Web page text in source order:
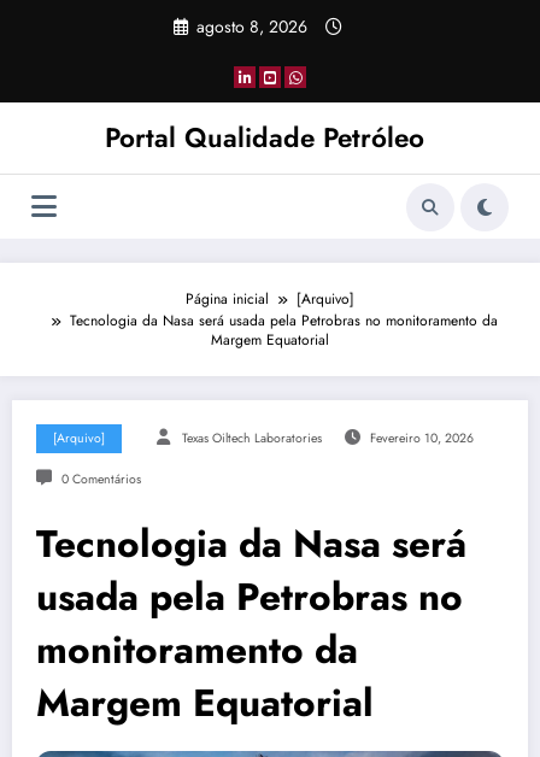
agosto 8, 2026
Portal Qualidade Petróleo
Página inicial
[Arquivo]
Tecnologia da Nasa será usada pela Petrobras no monitoramento da
Margem Equatorial
[Arquivo] Texas Oiltech Laboratories Fevereiro 10, 2026
0 Comentários
Tecnologia da Nasa será
usada pela Petrobras no
monitoramento da
Margem Equatorial